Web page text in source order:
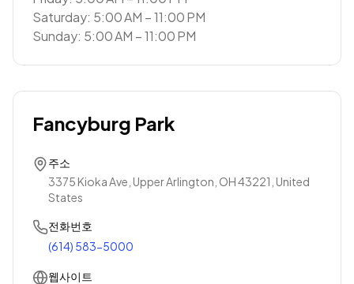
Saturday: 5:00 AM – 11:00 PM
Sunday: 5:00 AM – 11:00 PM
Fancyburg Park
주소
3375 Kioka Ave, Upper Arlington, OH 43221, United
States
전화번호
(614) 583-5000
웹사이트